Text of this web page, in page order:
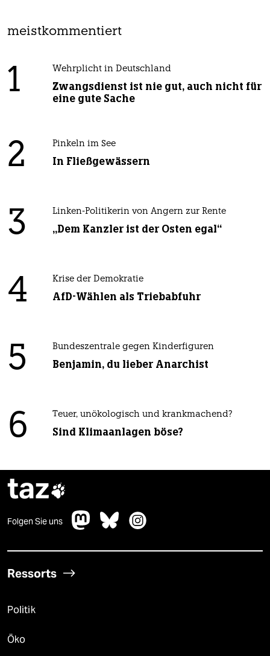
meistkommentiert
1 Wehrplicht in Deutschland
Zwangsdienst ist nie gut, auch nicht für
eine gute Sache
2 Pinkeln im See
In Fließgewässern
3 Linken-Politikerin von Angern zur Rente
„Dem Kanzler ist der Osten egal“
4 Krise der Demokratie
AfD-Wählen als Triebabfuhr
5 Bundeszentrale gegen Kinderfiguren
Benjamin, du lieber Anarchist
6 Teuer, unökologisch und krankmachend?
Sind Klimaanlagen böse?
taz
Folgen Sie uns
Ressorts
Politik
Öko